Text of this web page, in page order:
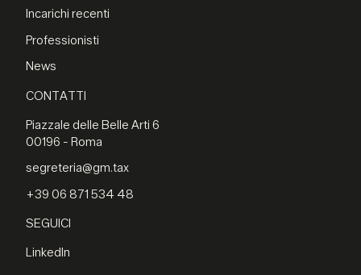
Incarichi recenti
Professionisti
News
CONTATTI
Piazzale delle Belle Arti 6
00196 - Roma
segreteria@gm.tax
+39 06 871 534 48
SEGUICI
LinkedIn